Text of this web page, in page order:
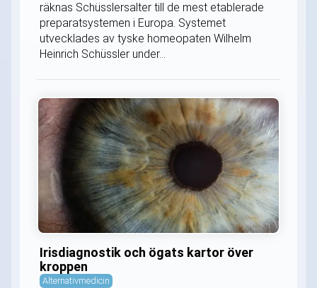
räknas Schüsslersalter till de mest etablerade
preparatsystemen i Europa. Systemet
utvecklades av tyske homeopaten Wilhelm
Heinrich Schüssler under...
Irisdiagnostik och ögats kartor över
kroppen
Alternativmedicin